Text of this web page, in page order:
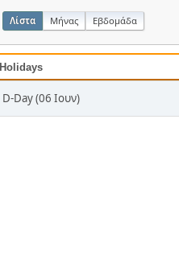
Λίστα Μήνας Εβδομάδα
Holidays
D-Day (06 Ιουν)